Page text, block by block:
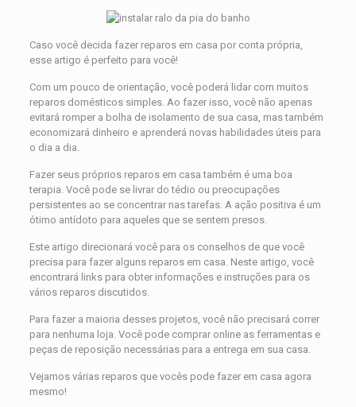
Caso você decida fazer reparos em casa por conta própria,
esse artigo é perfeito para você!
Com um pouco de orientação, você poderá lidar com muitos
reparos domésticos simples. Ao fazer isso, você não apenas
evitará romper a bolha de isolamento de sua casa, mas também
economizará dinheiro e aprenderá novas habilidades úteis para
o dia a dia.
Fazer seus próprios reparos em casa também é uma boa
terapia. Você pode se livrar do tédio ou preocupações
persistentes ao se concentrar nas tarefas. A ação positiva é um
ótimo antídoto para aqueles que se sentem presos.
Este artigo direcionará você para os conselhos de que você
precisa para fazer alguns reparos em casa. Neste artigo, você
encontrará links para obter informações e instruções para os
vários reparos discutidos.
Para fazer a maioria desses projetos, você não precisará correr
para nenhuma loja. Você pode comprar online as ferramentas e
peças de reposição necessárias para a entrega em sua casa.
Vejamos várias reparos que vocês pode fazer em casa agora
mesmo!